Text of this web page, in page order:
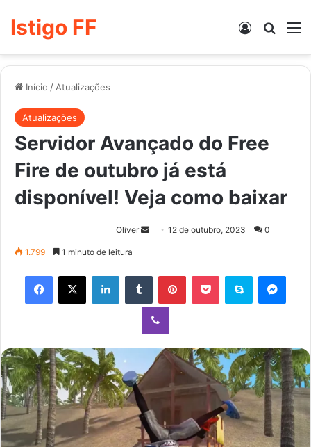
Istigo FF Entrar
Início / Atualizações
Atualizações
Servidor Avançado do Free
Fire de outubro já está
disponível! Veja como baixar
Oliver
Mande
mail
12 de outubro, 2023 0
1.799 1 minuto de leitura
Facebook
X LinkedinTumblr PinterestPocket Skype
Viber